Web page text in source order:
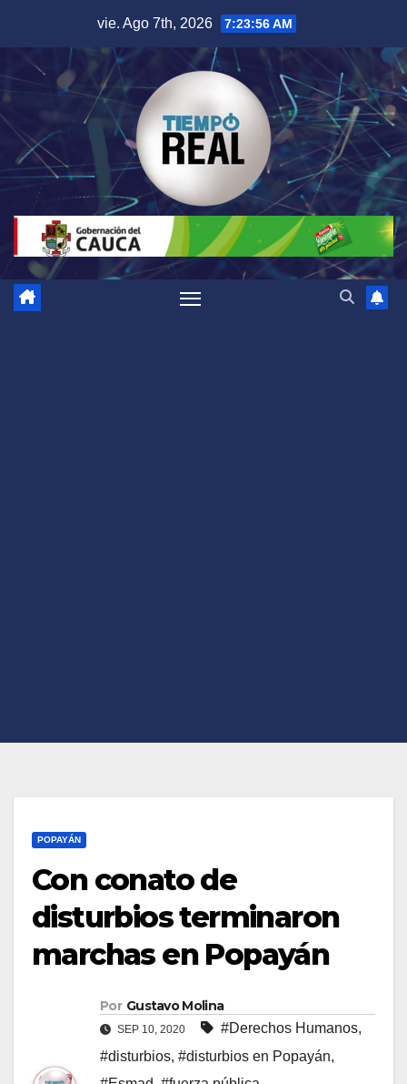
contenido
vie. Ago 7th, 2026 7:23:57 AM
POPAYÁN
Con conato de
disturbios terminaron
marchas en Popayán
Por Gustavo Molina
SEP 10, 2020 #Derechos Humanos,
#disturbios, #disturbios en Popayán,